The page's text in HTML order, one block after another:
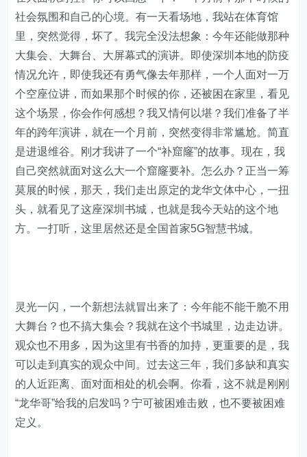
社会氛围和自己的心境。有一天看场地，我站在体育馆
里，突然觉得，坏了。我完全没法想象：今年还能做那种
大集会、大舞台、大屏幕式的演讲。即使深圳本地的防疫
情况允许，即使我还有勇气像去年那样，一个人面对一万
个空座位讲，而如果那个时候的你，还被困在家里，看见
这个场景，你会作何感想？我又情何以堪？我们准备了半
年的跨年演讲，就在一个月前，突然变得非常尴尬。简直
是进退维谷。刚才我讲了一个“补窟窿”的故事。现在，我
自己突然就面对这么大一个窟窿要补。怎么办？正当一筹
莫展的时候，那天，我们走出原定的龙华文体中心，一扭
头，就看见了这座深圳书城，也就是我今天站的这个地
方。一打听，这里居然还是全国首家5G智慧书城。
灵光一闪，一个新想法就冒出来了：今年能不能干脆不用
大舞台？也不搞大集会？我就在这个书城里，边走边讲。
观众也不用多，因为这里有书香的加持，更重要的是，我
可以走到真实的观众中间。过去这三年，我们多缺和真实
的人近距离、面对面相处的机会啊。你看，这不就是刚刚
“龙华哥”给我的启发吗？宁可被困难击败，也不要被困难
定义。